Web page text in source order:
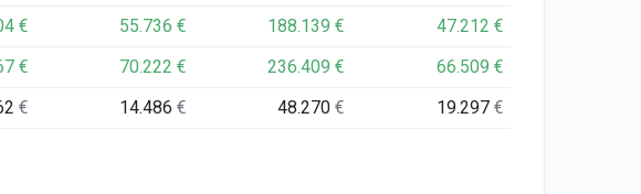
€ 55.736€ 188.139€ 47.212€
€ 70.222€ 236.409€ 66.509€
€ 14.486€ 48.270€ 19.297€